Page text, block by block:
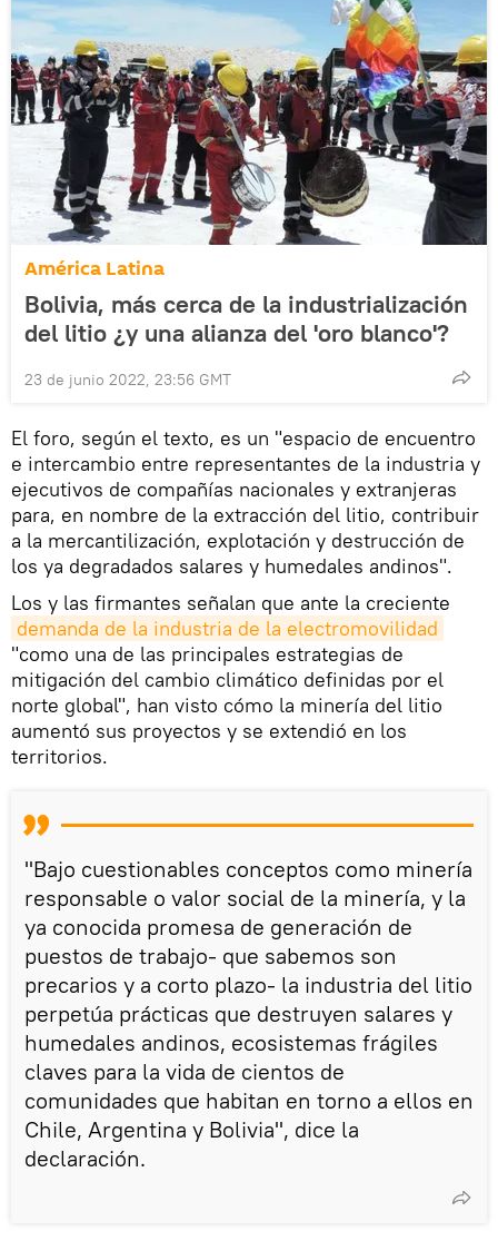
América Latina
Bolivia, más cerca de la industrialización
del litio ¿y una alianza del 'oro blanco'?
23 de junio 2022, 23:56 GMT
El foro, según el texto, es un "espacio de encuentro
e intercambio entre representantes de la industria y
ejecutivos de compañías nacionales y extranjeras
para, en nombre de la extracción del litio, contribuir
a la mercantilización, explotación y destrucción de
los ya degradados salares y humedales andinos".
Los y las firmantes señalan que ante la creciente
demanda de la industria de la electromovilidad
"como una de las principales estrategias de
mitigación del cambio climático definidas por el
norte global", han visto cómo la minería del litio
aumentó sus proyectos y se extendió en los
territorios.
"Bajo cuestionables conceptos como minería
responsable o valor social de la minería, y la
ya conocida promesa de generación de
puestos de trabajo- que sabemos son
precarios y a corto plazo- la industria del litio
perpetúa prácticas que destruyen salares y
humedales andinos, ecosistemas frágiles
claves para la vida de cientos de
comunidades que habitan en torno a ellos en
Chile, Argentina y Bolivia", dice la
declaración.